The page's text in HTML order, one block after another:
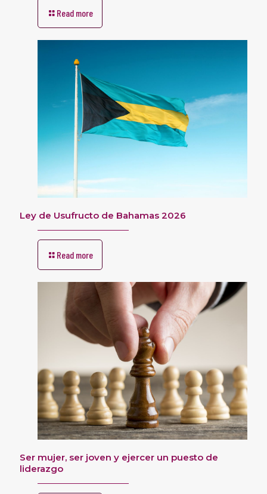
Read more
Ley de Usufructo de Bahamas 2026
Read more
Ser mujer, ser joven y ejercer un puesto de
liderazgo